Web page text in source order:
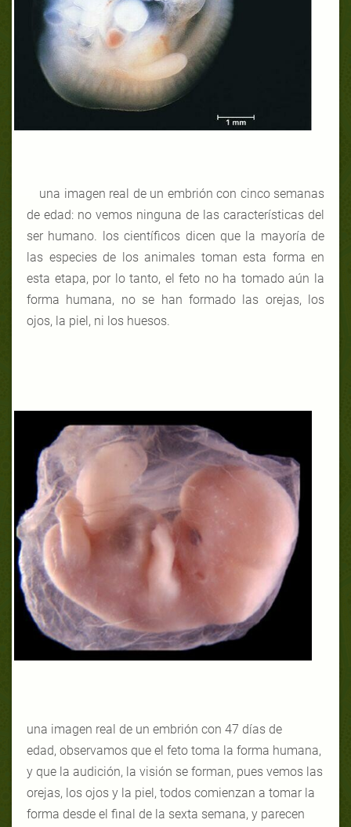
una imagen real de un embrión con cinco semanas
de edad: no vemos ninguna de las características del
ser humano.
los científicos dicen que la mayoría de
las especies de los animales toman esta forma en
esta etapa, por lo tanto, el feto no ha tomado aún la
forma humana, no se han formado las orejas, los
ojos, la piel, ni los huesos.
una imagen real de un embrión con 47 días de
edad, observamos que el feto toma la forma humana,
y que la audición, la visión se forman, pues vemos las
orejas, los ojos y la piel, todos comienzan a tomar la
forma desde el final de la sexta semana, y parecen